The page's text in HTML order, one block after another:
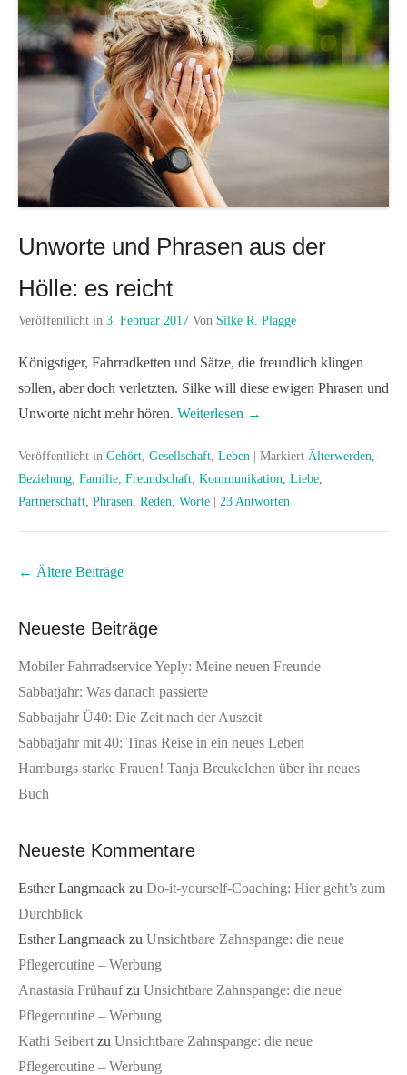
Unworte und Phrasen aus der
Hölle: es reicht
Veröffentlicht in 3. Februar 2017 Von Silke R. Plagge
Königstiger, Fahrradketten und Sätze, die freundlich klingen
sollen, aber doch verletzten. Silke will diese ewigen Phrasen und
Unworte nicht mehr hören. Weiterlesen →
Veröffentlicht in Gehört, Gesellschaft, Leben Markiert Älterwerden,
Beziehung, Familie, Freundschaft, Kommunikation, Liebe,
Partnerschaft, Phrasen, Reden, Worte 23 Antworten
Beitrags
← Ältere Beiträge
Neueste Beiträge
Mobiler Fahrradservice Yeply: Meine neuen Freunde
Sabbatjahr: Was danach passierte
Sabbatjahr Ü40: Die Zeit nach der Auszeit
Sabbatjahr mit 40: Tinas Reise in ein neues Leben
Hamburgs starke Frauen! Tanja Breukelchen über ihr neues
Buch
Neueste Kommentare
Esther Langmaack zu Do-it-yourself-Coaching: Hier geht’s zum
Durchblick
Esther Langmaack zu Unsichtbare Zahnspange: die neue
Pflegeroutine – Werbung
Anastasia Frühaufzu Unsichtbare Zahnspange: die neue
Pflegeroutine – Werbung
Kathi Seibert zu Unsichtbare Zahnspange: die neue
Pflegeroutine – Werbung